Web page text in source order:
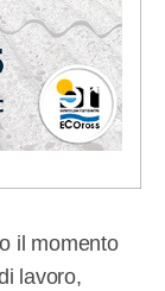
il momento
lavoro,